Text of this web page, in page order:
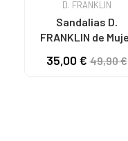
D. FRANKLIN
Sandalias D.
FRANKLIN de Mujer
VERDE
35,00 €49,90 €